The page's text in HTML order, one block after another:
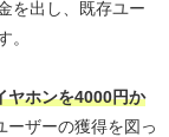
を出し、既存ユー
。
ヤホンを4000円か
ーザーの獲得を図っ